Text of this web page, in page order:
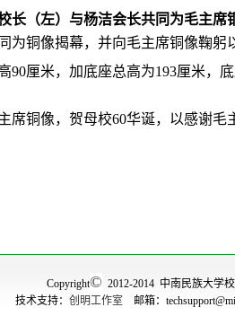
长（左）与杨洁会长共同为毛主席
为铜像揭幕，并向毛主席铜像鞠躬
90厘米，加底座总高为193厘米，
席铜像，贺母校60华诞，以感谢毛
Copyright© 2012-2014 中南民族大学
技术支持： 创明工作室邮箱：